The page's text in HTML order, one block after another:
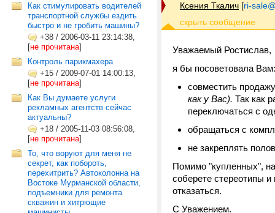
Как стимулировать водителей
транспортной службы ездить
быстро и не гробить машины?
+38 / 2006-03-11 23:14:38,
[не прочитана]
Контроль парикмахера
+15 / 2009-07-01 14:00:13,
[не прочитана]
Как Вы думаете услуги
рекламных агентств сейчас
актуальны?
+18 / 2005-11-03 08:56:08,
[не прочитана]
То, что воруют для меня не
секрет, как побороть,
перехитрить? Автоколонна на
Востоке Мурманской области,
подъемники для ремонта
скважин и хитрющие
Ксения Ткалич [ri-
Уважаемый Ростислав,
я бы посоветовала Вам:
совместить
как у Вас). Так как
переключаться с
обращаться с
не закреплять
Помимо "купленных",
соберете стереотипы
отказаться.
С Уважением.